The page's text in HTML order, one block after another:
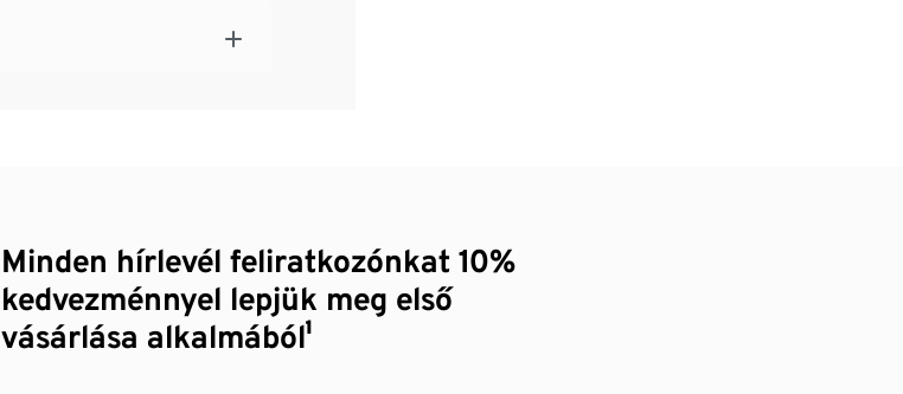
Minden hírlevél feliratkozónkat 10%
kedvezménnyel lepjük meg első
vásárlása alkalmából¹